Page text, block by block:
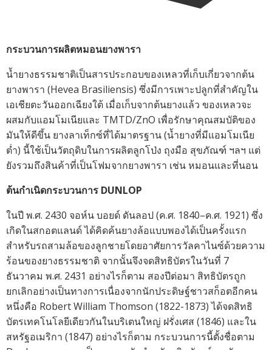
กระบวนการผลิตหมอนยางพารา
น้ำยางธรรมชาติเป็นสารประกอบของเหลวที่เก็บเกี่ยวจากต้น
ยางพารา (Hevea Brasiliensis) ซึ่งมีการเพาะปลูกที่สำคัญใน
เอเชียตะวันออกเฉียงใต้ เมื่อเก็บจากต้นยางแล้ว ของเหลวจะ
ผสมกับแอมโมเนียและ TMTD/ZnO เพื่อรักษาคุณสมบัติของ
มันให้ดีขึ้น ยางลาเท็กซ์ที่ได้มาตรฐาน (น้ำยางที่มีแอมโมเนีย
ต่ำ) นี้ใช้เป็นวัตถุดิบในการผลิตลูกโป่ง ถุงมือ สุขภัณฑ์ ฯลฯ แต่
ยังรวมถึงสินค้าที่เป็นโฟมจากยางพารา เช่น หมอนและที่นอน
ต้นกำเนิดกระบวนการ DUNLOP
ในปี พ.ศ. 2430 จอห์น บอยด์ ดันลอป (ค.ศ. 1840–ค.ศ. 1921) ซึ่ง
เกิดในสกอตแลนด์ ได้คิดค้นยางล้อแบบพองได้เป็นครั้งแรก
สำหรับรถสามล้อของลูกชายโดยอาศัยการวัลคาไนซ์ด้วยความ
ร้อนของยางธรรมชาติ จากนั้นจึงจดสิทธิบัตรในวันที่ 7
ธันวาคม พ.ศ. 2431 อย่างไรก็ตาม สองปีต่อมา สิทธิบัตรถูก
ยกเลิกอย่างเป็นทางการเนื่องจากนักประดิษฐ์ชาวสก็อตอีกคน
หนึ่งคือ Robert William Thomson (1822-1873) ได้จดสิทธิ
บัตรเทคโนโลยีเดียวกันในบริเตนใหญ่ ฝรั่งเศส (1846) และใน
สหรัฐอเมริกา (1847) อย่างไรก็ตาม กระบวนการนี้ตั้งชื่อตาม